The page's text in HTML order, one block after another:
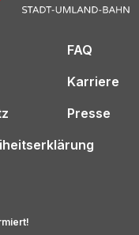
FAQ
Karriere
Presse